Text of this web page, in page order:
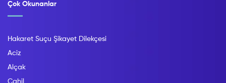
Çok Okunanlar
Hakaret Suçu Şikayet Dilekçesi
Aciz
Alçak
Cahil